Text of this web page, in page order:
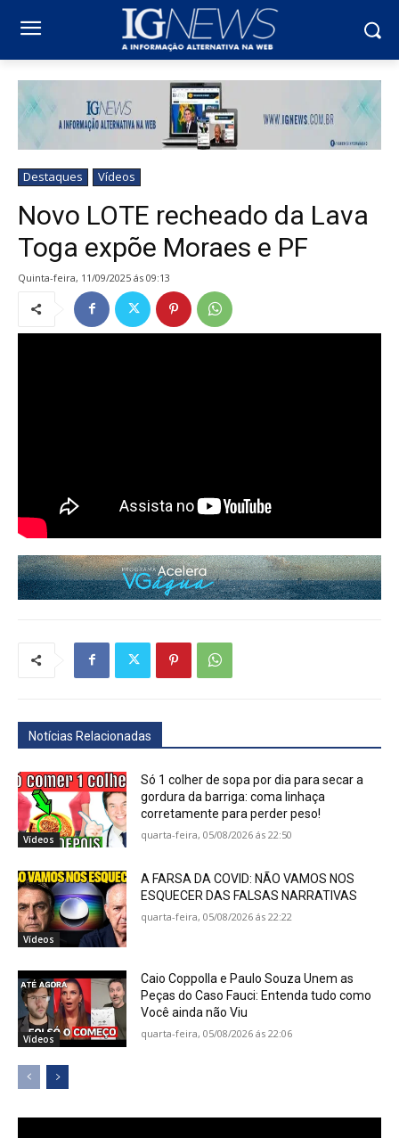
Destaques Vídeos
Novo LOTE recheado da Lava
Toga expõe Moraes e PF
quinta-feira, 11/09/2025 ás 09:13
Notícias Relacionadas
Vídeos
Só 1 colher de sopa por dia para secar a
gordura da barriga: coma linhaça
corretamente para perder peso!
quarta-feira, 05/08/2026 ás 22:50
Vídeos
A FARSA DA COVID: NÃO VAMOS NOS
ESQUECER DAS FALSAS NARRATIVAS
quarta-feira, 05/08/2026 ás 22:22
Vídeos
Caio Coppolla e Paulo Souza Unem as
Peças do Caso Fauci: Entenda tudo como
Você ainda não Viu
quarta-feira, 05/08/2026 ás 22:06